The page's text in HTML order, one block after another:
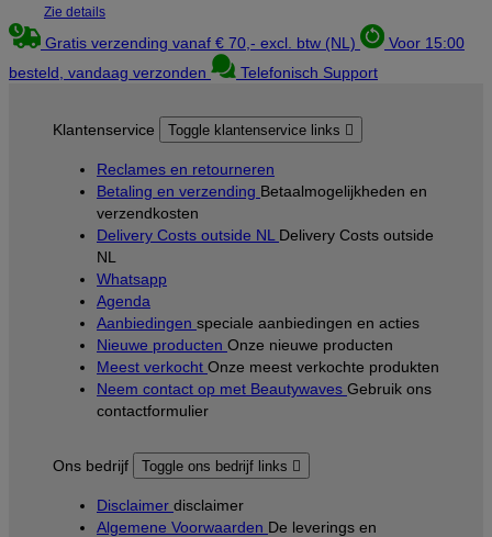
Zie details
Gratis verzending vanaf € 70,- excl. btw (NL)
Voor 15:00
besteld, vandaag verzonden
Telefonisch Support
Klantenservice Toggle klantenservice links 
Reclames en retourneren
Betaling en verzending Betaalmogelijkheden en
verzendkosten
Delivery Costs outside NL Delivery Costs outside
NL
Whatsapp
Agenda
Aanbiedingen speciale aanbiedingen en acties
Nieuwe producten Onze nieuwe producten
Meest verkocht Onze meest verkochte produkten
Neem contact op met Beautywaves Gebruik ons
contactformulier
Ons bedrijf Toggle ons bedrijf links 
Disclaimer disclaimer
Algemene Voorwaarden De leverings en